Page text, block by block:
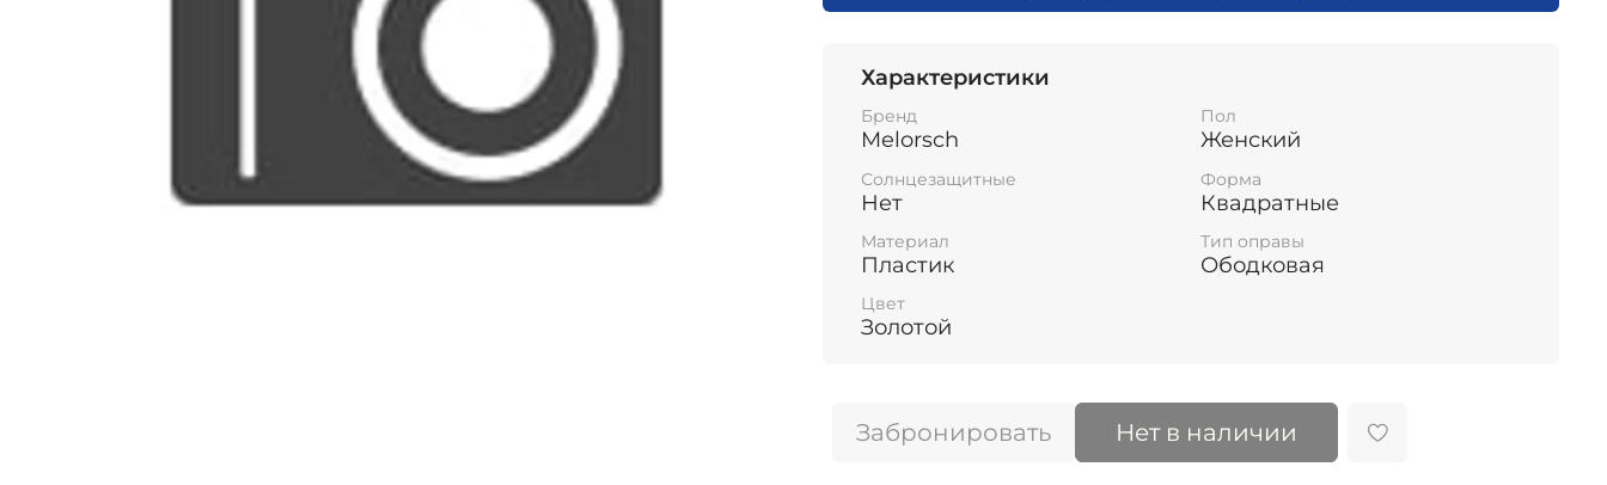
Характеристики
Бренд
Melorsch
Пол
Женский
Солнцезащитные
Нет
Форма
Квадратные
Материал
Пластик
Тип оправы
Ободковая
Цвет
Золотой
Забронировать Нет в наличии